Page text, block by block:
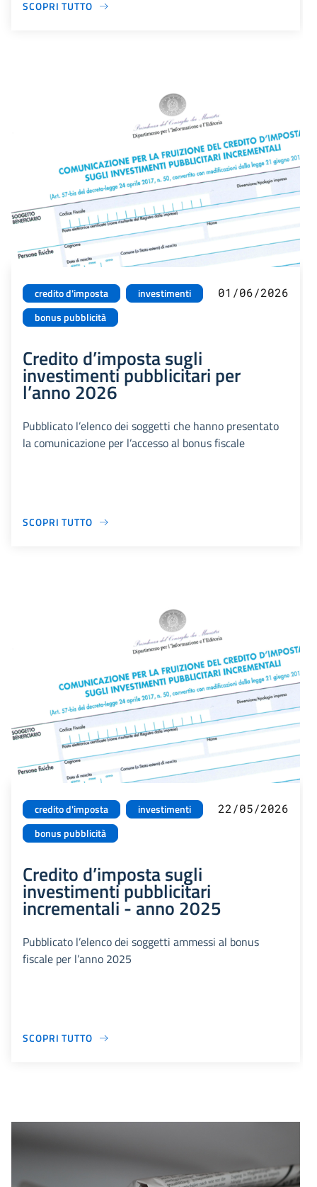
SCOPRI TUTTO
credito d'imposta
investimenti
bonus pubblicità
01/06/2026
Credito d’imposta sugli
investimenti pubblicitari per
l’anno 2026
Pubblicato l’elenco dei soggetti che hanno presentato
la comunicazione per l’accesso al bonus fiscale
SCOPRI TUTTO
credito d'imposta
investimenti
bonus pubblicità
22/05/2026
Credito d’imposta sugli
investimenti pubblicitari
incrementali - anno 2025
Pubblicato l’elenco dei soggetti ammessi al bonus
fiscale per l’anno 2025
SCOPRI TUTTO